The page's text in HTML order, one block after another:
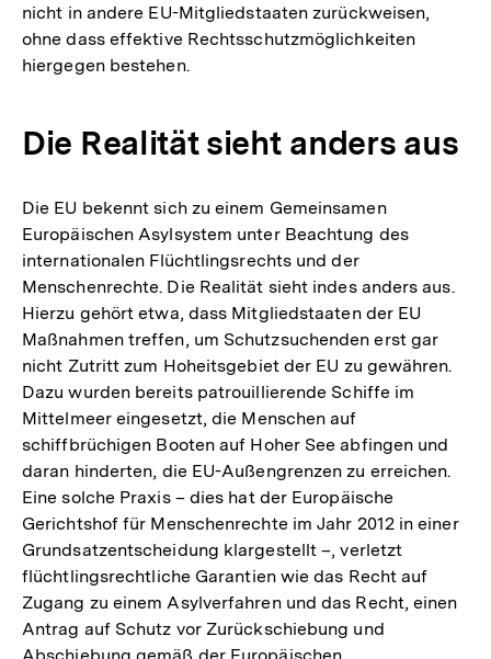
nicht in andere EU-Mitgliedstaaten zurückweisen,
ohne dass effektive Rechtsschutzmöglichkeiten
hiergegen bestehen.
Die Realität sieht anders aus
Die EU bekennt sich zu einem Gemeinsamen
Europäischen Asylsystem unter Beachtung des
internationalen Flüchtlingsrechts und der
Menschenrechte. Die Realität sieht indes anders aus.
Hierzu gehört etwa, dass Mitgliedstaaten der EU
Maßnahmen treffen, um Schutzsuchenden erst gar
nicht Zutritt zum Hoheitsgebiet der EU zu gewähren.
Dazu wurden bereits patrouillierende Schiffe im
Mittelmeer eingesetzt, die Menschen auf
schiffbrüchigen Booten auf Hoher See abfingen und
daran hinderten, die EU-Außengrenzen zu erreichen.
Eine solche Praxis – dies hat der Europäische
Gerichtshof für Menschenrechte im Jahr 2012 in einer
Grundsatzentscheidung klargestellt –, verletzt
flüchtlingsrechtliche Garantien wie das Recht auf
Zugang zu einem Asylverfahren und das Recht, einen
Antrag auf Schutz vor Zurückschiebung und